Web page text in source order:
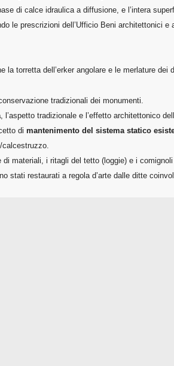
di calce idraulica a diffusione, e l’intera
le prescrizioni dell’Ufficio Beni architettonici
torretta dell’erker angolare e le merlature dei
tradizionali dei monumenti.
, l’aspetto tradizionale e l’effetto architettonico
di mantenimento del sistema statico
di materiali, i ritagli del tetto (loggie) e i
stati restaurati a regola d’arte dalle ditte